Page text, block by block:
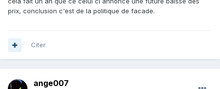
prix, conclusion c'est de la politique de facade.
Citer
ange007